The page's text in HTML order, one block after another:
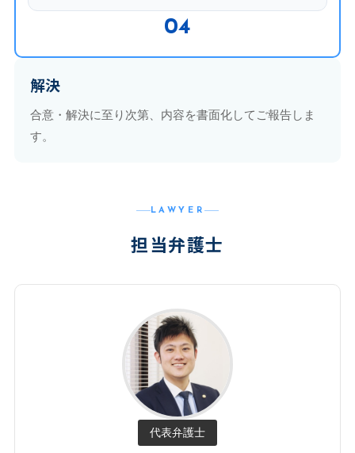
04
解決
合意・解決に至り次第、内容を書面化してご報告しま
す。
LAWYER
担当弁護士
代表弁護士